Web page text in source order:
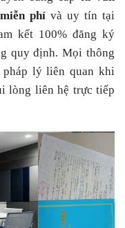
phívà uy tín tại
kết 100% đăng ký
quy định. Mọi thông
lý liên quan khi
lòng liên hệ trực tiếp